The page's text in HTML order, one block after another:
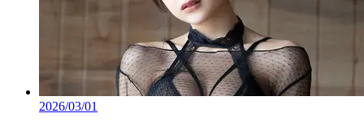
2026/03/01